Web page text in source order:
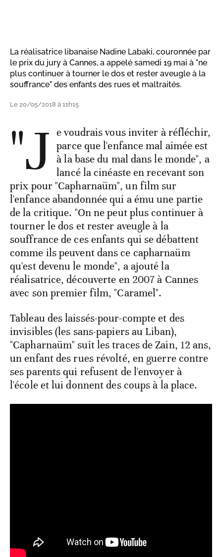
La réalisatrice libanaise Nadine Labaki, couronnée par
le prix du jury à Cannes, a appelé samedi 19 mai à "ne
plus continuer à tourner le dos et rester aveugle à la
souffrance" des enfants des rues et maltraités.
Le 20/05/2018 à 11h15
"J e voudrais vous inviter à réfléchir,
parce que l'enfance mal aimée est
à la base du mal dans le monde", a
lancé la cinéaste en recevant son
prix pour "Capharnaüm", un film sur
l'enfance abandonnée qui a ému une partie
de la critique. "On ne peut plus continuer à
tourner le dos et rester aveugle à la
souffrance de ces enfants qui se débattent
comme ils peuvent dans ce capharnaüm
qu'est devenu le monde", a ajouté la
réalisatrice, découverte en 2007 à Cannes
avec son premier film, "Caramel".
Tableau des laissés-pour-compte et des
invisibles (les sans-papiers au Liban),
"Capharnaüm" suit les traces de Zain, 12 ans,
un enfant des rues révolté, en guerre contre
ses parents qui refusent de l'envoyer à
l'école et lui donnent des coups à la place.